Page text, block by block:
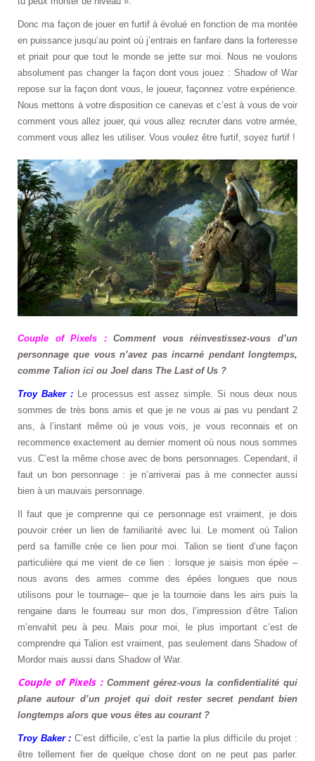
Donc ma façon de jouer en furtif à évolué en fonction de ma montée
en puissance jusqu’au point où j’entrais en fanfare dans la forteresse
et priait pour que tout le monde se jette sur moi. Nous ne voulons
absolument pas changer la façon dont vous jouez : Shadow of War
repose sur la façon dont vous, le joueur, façonnez votre expérience.
Nous mettons à votre disposition ce canevas et c’est à vous de voir
comment vous allez jouer, qui vous allez recruter dans votre armée,
comment vous allez les utiliser. Vous voulez être furtif, soyez furtif !
Couple of Pixels :Comment vous réinvestissez-vous d’un
personnage que vous n’avez pas incarné pendant longtemps,
comme Talion ici ou Joel dans The Last of Us ?
Troy Baker : Le processus est assez simple. Si nous deux nous
sommes de très bons amis et que je ne vous ai pas vu pendant 2
ans, à l’instant même où je vous vois, je vous reconnais et on
recommence exactement au dernier moment où nous nous sommes
vus. C’est la même chose avec de bons personnages. Cependant, il
faut un bon personnage : je n’arriverai pas à me connecter aussi
bien à un mauvais personnage.
Il faut que je comprenne qui ce personnage est vraiment, je dois
pouvoir créer un lien de familiarité avec lui. Le moment où Talion
perd sa famille crée ce lien pour moi. Talion se tient d’une façon
particulière qui me vient de ce lien : lorsque je saisis mon épée –
nous avons des armes comme des épées longues que nous
utilisons pour le tournage– que je la tournoie dans les airs puis la
rengaine dans le fourreau sur mon dos, l’impression d’être Talion
m’envahit peu à peu. Mais pour moi, le plus important c’est de
comprendre qui Talion est vraiment, pas seulement dans Shadow of
Mordor mais aussi dans Shadow of War.
Couple of Pixels :Comment gérez-vous la confidentialité qui
plane autour d’un projet qui doit rester secret pendant bien
longtemps alors que vous êtes au courant ?
Troy Baker : C’est difficile, c’est la partie la plus difficile du projet :
être tellement fier de quelque chose dont on ne peut pas parler.